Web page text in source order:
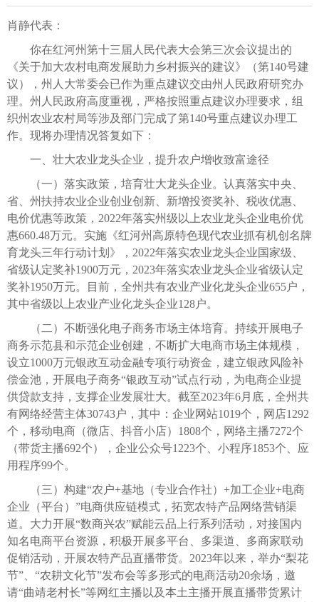
肖静代表：
你在红河州第十三届人民代表大会第三次会议提出的
《关于加大农村电商发展助力乡村振兴的建议》（第140号建
议），州人大常委会已作为重点建议交由州人民政府研究办
理。州人民政府高度重视，严格按照重点建议办理要求，组
织州农业农村局等涉及部门完成了第140号重点建议办理工
作。现将办理情况答复如下：
一、壮大农业龙头企业，提升农户增收致富途径
（一）落实政策，培育壮大龙头企业。认真落实中央、
省、州扶持农业企业创业创新、新增投资奖补、税收优惠、
电价优惠等政策，2022年落实州级以上农业龙头企业电价优
惠660.48万元。实施《红河州高原特色现代农业抓有机创名牌
育龙头三年行动计划》，2022年落实农业龙头企业国家级、
省级认定奖补1900万元，2023年落实农业龙头企业省级认定
奖补1950万元。目前，全州共有农业产业化龙头企业655户，
其中省级以上农业产业化龙头企业128户。
（二）不断强化电子商务市场主体培育。持续开展电子
商务示范县和示范企业创建，不断扩大电商市场主体规模，
设立1000万元银政互动金融专项行动资金，建立银政风险补
偿金池，开展电子商务“银政互动”试点行动，为电商企业提
供贷款支持，支撑企业发展壮大。截至2023年6月底，全州共
有网络经营主体30743户，其中：企业网站1019个，网店1292
个，移动电商（微店、抖音小店）1808个，网络主播7272个
（带货主播692个），企业公众号1223个、小程序1853个、应
用程序99个。
（三）构建“农户+基地（专业合作社）+加工企业+电商
企业（平台）”电商供应链模式，拓宽农特产品网络营销渠
道。大力开展“数商兴农”赋能云品上行系列活动，对接国内
知名电商平台资源，积极开展多平台、多渠道、多商家联动
促销活动，开展农特产品直播带货。2023年以来，举办“梨花
节”、“农耕文化节”发布会等多形式的电商活动20余场，邀
请“曲靖老村长”等网红主播以及本土主播开展直播带货累计